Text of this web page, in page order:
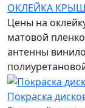
ОКЛЕЙКА
Цены на
матовой
антенны
Покраска